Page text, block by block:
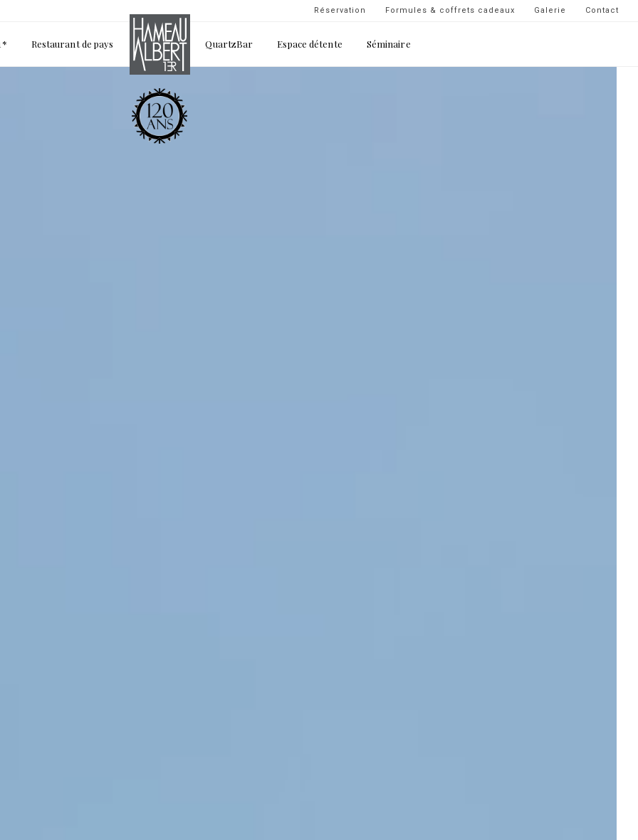
Navigation
-
top
Formules & coffrets cadeaux Galerie Contact
Réservation
Restaurant de pays QuartzBar Espace détente Séminaire